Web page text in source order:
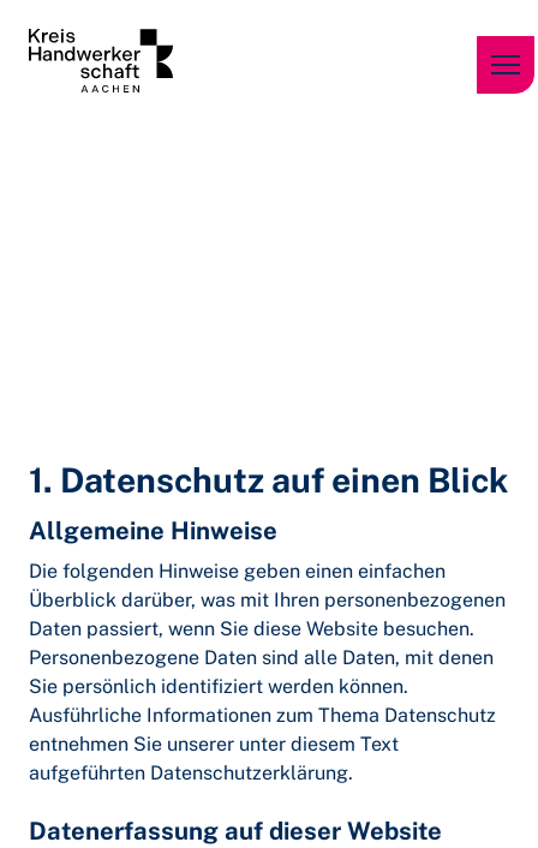
1. Datenschutz auf einen Blick
Allgemeine Hinweise
Die folgenden Hinweise geben einen einfachen
Überblick darüber, was mit Ihren personenbezogenen
Daten passiert, wenn Sie diese Website besuchen.
Personenbezogene Daten sind alle Daten, mit denen
Sie persönlich identifiziert werden können.
Ausführliche Informationen zum Thema Datenschutz
entnehmen Sie unserer unter diesem Text
aufgeführten Datenschutzerklärung.
Datenerfassung auf dieser Website